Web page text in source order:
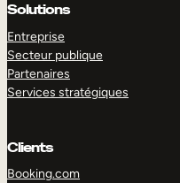
Solutions
Entreprise
Secteur publique
Partenaires
Services stratégiques
Clients
Booking.com